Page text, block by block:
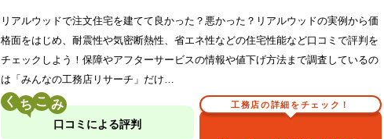
リアルウッドで注文住宅を建てて良かった？悪かった？リアルウッドの実例から価
格面をはじめ、耐震性や気密断熱性、省エネ性などの住宅性能など口コミで評判を
チェックしよう！保障やアフターサービスの情報や値下げ方法まで調査しているの
は「みんなの工務店リサーチ」だけ…
く こ
口コミによる評判
工務店の詳細をチェック！